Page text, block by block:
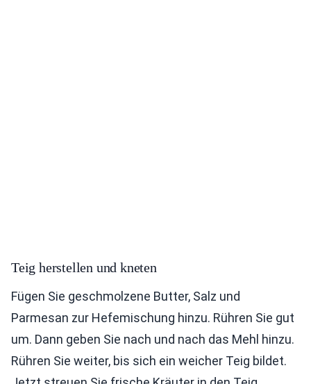
Teig herstellen und kneten
Fügen Sie geschmolzene Butter, Salz und
Parmesan zur Hefemischung hinzu. Rühren Sie gut
um. Dann geben Sie nach und nach das Mehl hinzu.
Rühren Sie weiter, bis sich ein weicher Teig bildet.